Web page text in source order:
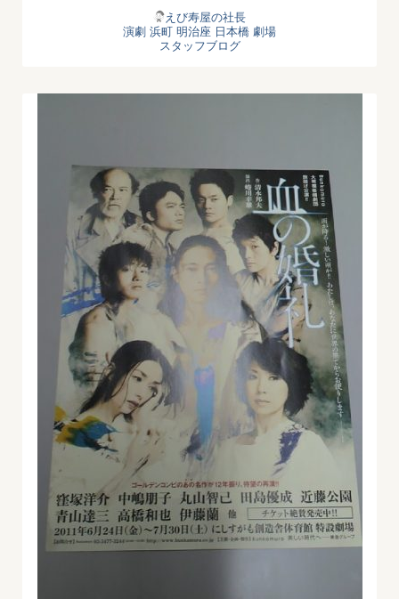
えび寿屋の社長
演劇 浜町 明治座 日本橋 劇場
スタッフブログ